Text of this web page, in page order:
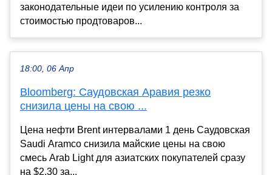
законодательные идеи по усилению контроля за
стоимостью продтоваров...
18:00, 06 Апр
Bloomberg: Саудовская Аравия резко
снизила цены на свою ...
Цена нефти Brent интервалами 1 день Саудовская
Saudi Aramco снизила майские цены на свою
смесь Arab Light для азиатских покупателей сразу
на $2,30 за...